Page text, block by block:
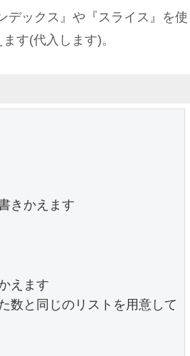
デックス』や『スライス』を使
す(代入します)。
きかえます
えます
数と同じのリストを用意して